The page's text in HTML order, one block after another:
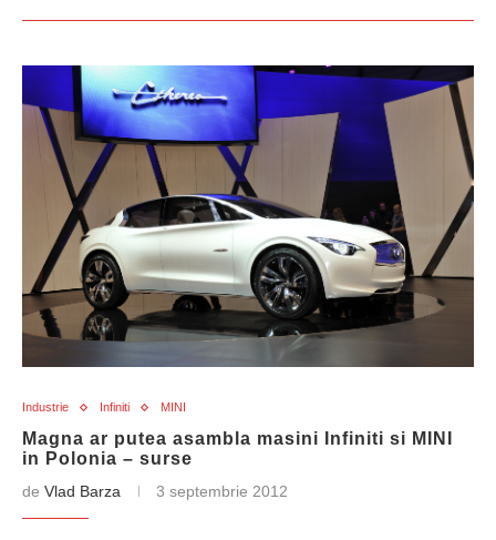
Industrie Infiniti MINI
Magna ar putea asambla masini Infiniti si MINI
in Polonia – surse
de Vlad Barza 3 septembrie 2012